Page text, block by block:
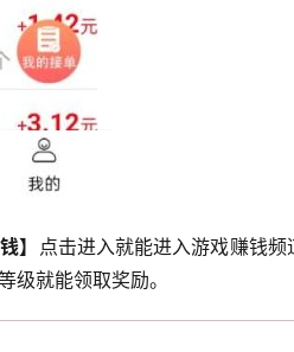
】
点击进入就能进入游戏赚钱频
就能领取奖励。